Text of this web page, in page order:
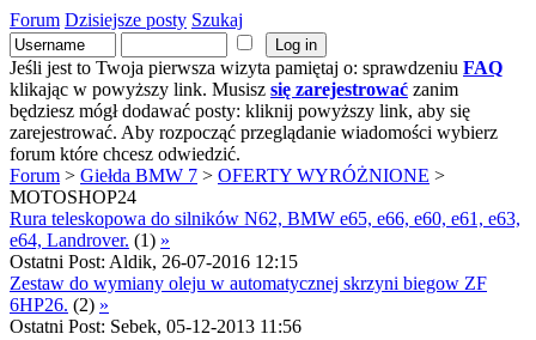
Forum Dzisiejsze posty Szukaj
Jeśli jest to Twoja pierwsza wizyta pamiętaj o: sprawdzeniu FAQ
klikając w powyższy link. Musisz się zarejestrować zanim
będziesz mógł dodawać posty: kliknij powyższy link, aby się
zarejestrować. Aby rozpocząć przeglądanie wiadomości wybierz
forum które chcesz odwiedzić.
Forum > Giełda BMW 7 > OFERTY WYRÓŻNIONE >
MOTOSHOP24
Rura teleskopowa do silników N62, BMW e65, e66, e60, e61, e63,
e64, Landrover. (1) »
Ostatni Post: Aldik, 26-07-2016 12:15
Zestaw do wymiany oleju w automatycznej skrzyni biegow ZF
6HP26. (2) »
Ostatni Post: Sebek, 05-12-2013 11:56